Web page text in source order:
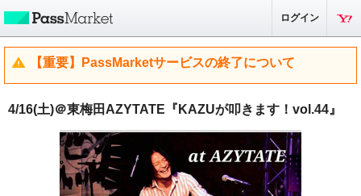
ログイン
【重要】PassMarketサービスの終了について
4/16(土)＠東梅田AZYTATE『KAZUが叩きます！vol.44』